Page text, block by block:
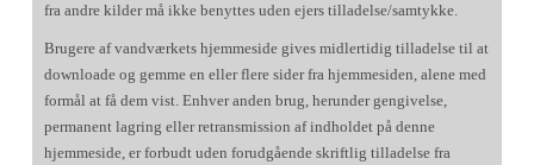
fra andre kilder må ikke benyttes uden ejers tilladelse/samtykke.
Brugere af vandværkets hjemmeside gives midlertidig tilladelse til at
downloade og gemme en eller flere sider fra hjemmesiden, alene med
formål at få dem vist. Enhver anden brug, herunder gengivelse,
permanent lagring eller retransmission af indholdet på denne
hjemmeside, er forbudt uden forudgående skriftlig tilladelse fra